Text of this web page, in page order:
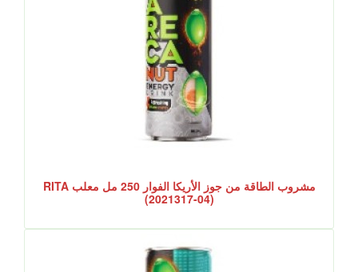
مشروب الطاقة من جوز الأريكا الفوار 250 مل معلب RITA
(2021317-04)